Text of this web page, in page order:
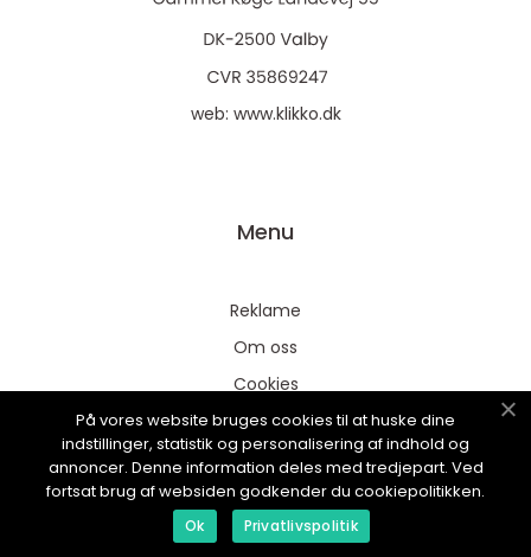
web: www.klikko.dk
Menu
Reklame
Om oss
Cookies
Kontakt Oss
Sitemap
På vores website bruges cookies til at huske dine
indstillinger, statistik og personalisering af indhold og
annoncer. Denne information deles med tredjepart. Ved
fortsat brug af websiden godkender du cookiepolitikken.
Ok Privatlivspolitik